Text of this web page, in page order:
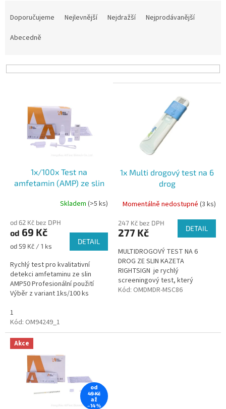
p
Doporučujeme Nejlevnější Nejdražší
Nejprodávanější
Abecedně
1x/100x Test na
amfetamin (AMP) ze slin
Skladem (>5 ks)
od 62 Kč bez DPH
od 69 Kč
Měrná
od 59 Kč / 1 ks
DETAIL
Rychlý test pro kvalitativní
detekci amfetaminu ze slin
AMP50 Profesionální použití
Výběr z variant 1ks/100 ks
1
Kód: OM94249_1
1x Multi drogový test na 6
drog
ze slin
Momentálně nedostupné (3 ks)
247 Kč bez DPH
277 Kč DETAIL
MULTIDROGOVÝ TEST NA 6
DROG ZE SLIN KAZETA
RIGHTSIGN je rychlý
screeningový test, který
umožňuje detekci přítomnosti
Kód: OMDMDR-MSC86
Akce
od
49 Kč
až
–14 %